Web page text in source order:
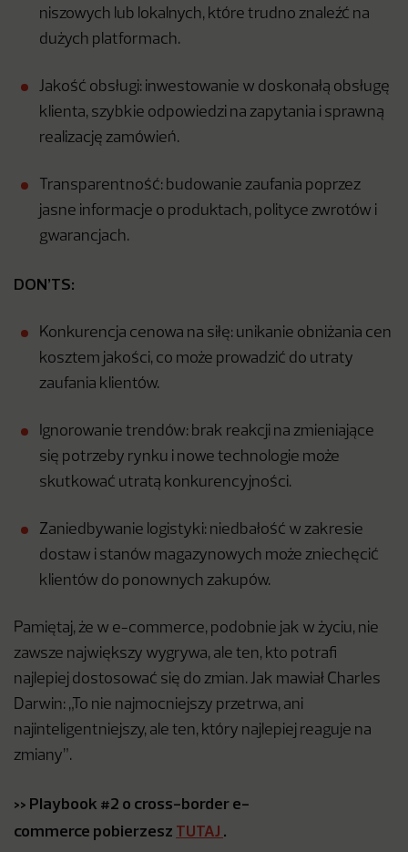
niszowych lub lokalnych, które trudno znaleźć na
dużych platformach.
Jakość obsługi: inwestowanie w doskonałą obsługę
klienta, szybkie odpowiedzi na zapytania i sprawną
realizację zamówień.
Transparentność: budowanie zaufania poprzez
jasne informacje o produktach, polityce zwrotów i
gwarancjach.
DON’TS:
Konkurencja cenowa na siłę: unikanie obniżania cen
kosztem jakości, co może prowadzić do utraty
zaufania klientów.
Ignorowanie trendów: brak reakcji na zmieniające
się potrzeby rynku i nowe technologie może
skutkować utratą konkurencyjności.
Zaniedbywanie logistyki: niedbałość w zakresie
dostaw i stanów magazynowych może zniechęcić
klientów do ponownych zakupów.
Pamiętaj, że w e-commerce, podobnie jak w życiu, nie
zawsze największy wygrywa, ale ten, kto potrafi
najlepiej dostosować się do zmian. Jak mawiał Charles
Darwin: „To nie najmocniejszy przetrwa, ani
najinteligentniejszy, ale ten, który najlepiej reaguje na
zmiany”.
>> Playbook #2 o cross-border e-
commerce pobierzesz TUTAJ .